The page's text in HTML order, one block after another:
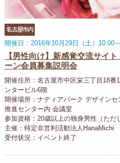
名古屋市内
開催日：2016年10月29日（土）10:00
【男性向け】新感覚交流サイ
ーン会員募集説明会
開催住所：名古屋市中区栄三丁目18
ンタービル6階
開催場所：ナディアパーク デザイン
推進センター内 会議室
参加資格：20歳以上の独身男性（ただ
主催：特定非営利活動法人HanaMichi
受付状況：イベント終了